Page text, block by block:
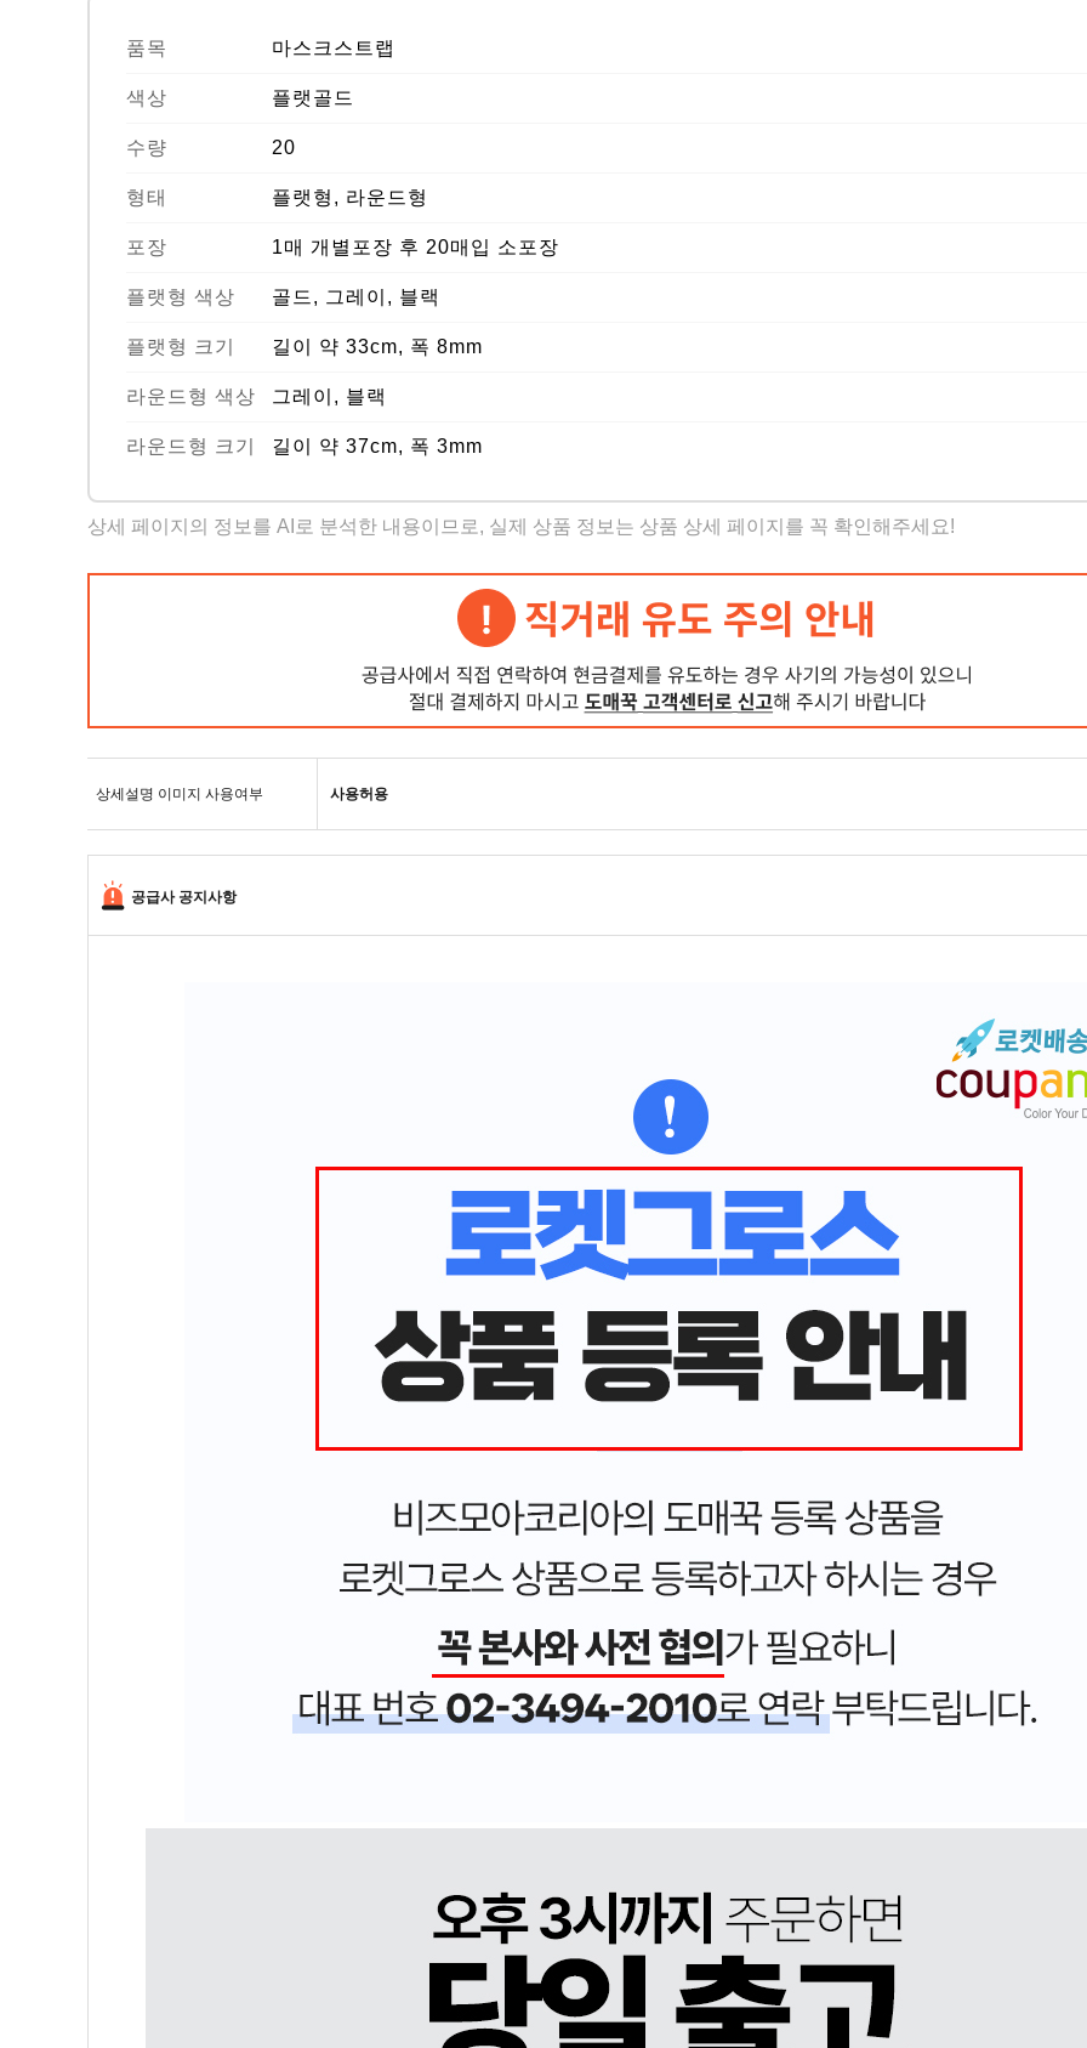
품목 마스크스트랩
색상 플랫골드
수량 20
형태 플랫형, 라운드형
포장 1매 개별포장 후 20매입 소포장
플랫형 색상 골드, 그레이, 블랙
플랫형 크기 길이 약 33cm, 폭 8mm
라운드형 색상 그레이, 블랙
라운드형 크기 길이 약 37cm, 폭 3mm
상세 페이지의 정보를 AI로 분석한 내용이므로, 실제 상품 정보는 상품 상세 페이지를 꼭 확인해주세요!
상세설명 이미지 사용여부 사용허용
공급사 공지사항